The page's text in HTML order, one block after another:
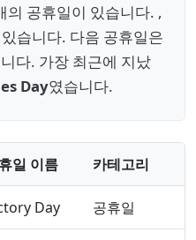
의 공휴일이 있습니다. ,
습니다. 다음 공휴일은
다. 가장 최근에 지났
Day였습니다.
일 이름 카테고리
Day 공휴일